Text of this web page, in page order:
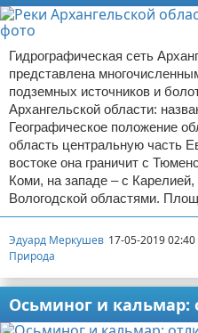
Гидрографическая сеть
представлена
подземных источников и
Архангельской области:
Географическое положение
область центральную часть
востоке она граничит с
Коми, на западе – с
Вологодской областями.
Эдуард Меркушев 17-05-2019 02:40
Природа
Осьминог и кальмар: